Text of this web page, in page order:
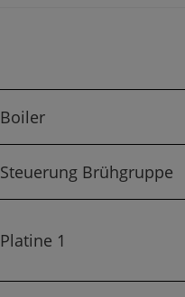
Boiler
Steuerung Brühgruppe
Platine 1